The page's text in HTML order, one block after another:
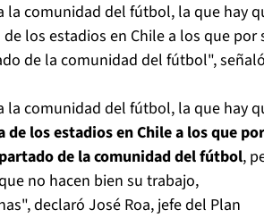
la comunidad del fútbol, la que hay
los estadios en Chile a los que por
de la comunidad del fútbol", señaló
la comunidad del fútbol, la que hay
los estadios en Chile a los que por
de la comunidad del fútbol,
no hacen bien su trabajo,
declaró José Roa, jefe del Plan